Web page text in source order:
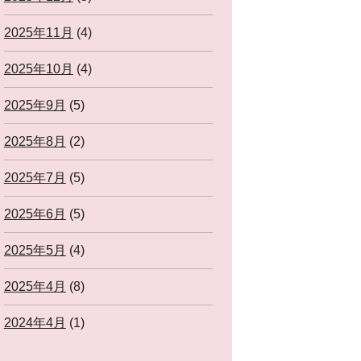
2025年11月 (4)
2025年10月 (4)
2025年9月 (5)
2025年8月 (2)
2025年7月 (5)
2025年6月 (5)
2025年5月 (4)
2025年4月 (8)
2024年4月 (1)